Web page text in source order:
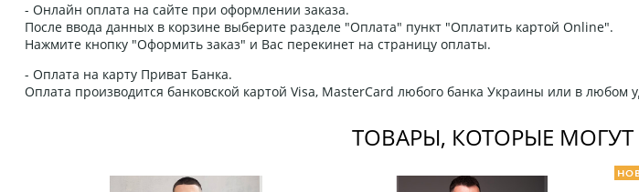
- Онлайн оплата на сайте при оформлении заказа.
После ввода данных в корзине выберите разделе "Оплата" пункт "Оплатить картой Online".
Нажмите кнопку "Оформить заказ" и Вас перекинет на страницу оплаты.
- Оплата на карту Приват Банка.
Оплата производится банковской картой Visa, MasterCard любого банка Украины или в любом
ТОВАРЫ, КОТОРЫЕ МОГУТ